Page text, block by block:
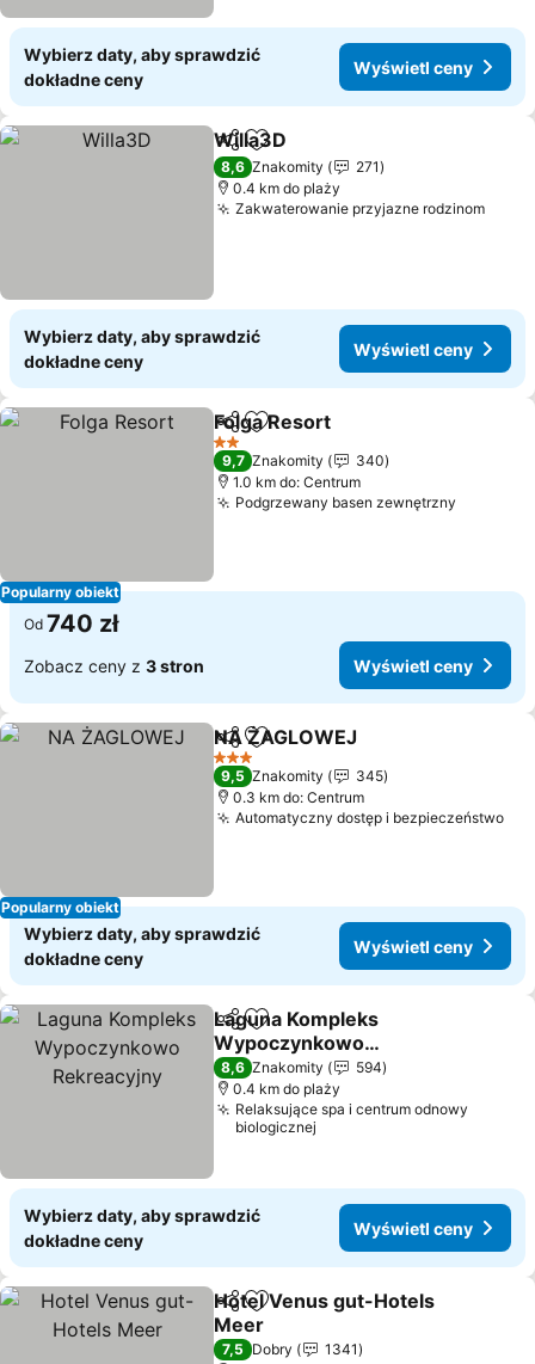
Wybierz daty, aby sprawdzić
dokładne ceny
Wyświetl ceny
UdostępnijDodaj do ulubionych
Willa3D
8,6 Znakomity
271
0.4 km do plaży
Zakwaterowanie przyjazne rodzinom
Wybierz daty, aby sprawdzić
dokładne ceny
Wyświetl ceny
Popularny obiekt
Udostępnij
Dodaj do ulubionych
Folga Resort
2 Kategoria
9,7 Znakomity
340
1.0 km do: Centrum
Podgrzewany basen zewnętrzny
Od 740 zł
Zobacz ceny z 3 stron Wyświetl ceny
Popularny obiekt
Udostępnij
Dodaj do ulubionych
NA ŻAGLOWEJ
3 Kategoria
9,5 Znakomity
345
0.3 km do: Centrum
Automatyczny dostęp i bezpieczeństwo
Wybierz daty, aby sprawdzić
dokładne ceny
Wyświetl ceny
Udostępnij
Dodaj do ulubionych
Laguna Kompleks
Wypoczynkowo
Rekreacyjny
8,6 Znakomity
594
0.4 km do plaży
Relaksujące spa i centrum odnowy
biologicznej
Wybierz daty, aby sprawdzić
dokładne ceny
Wyświetl ceny
Udostępnij
Dodaj do ulubionych
Hotel Venus gut-Hotels
Meer
7,5 Dobry
1341